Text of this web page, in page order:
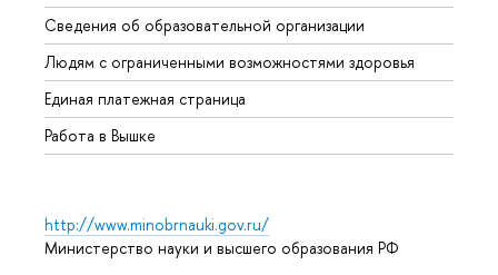
Сведения об образовательной организации
Людям с ограниченными возможностями здоровья
Единая платежная страница
Работа в Вышке
http://www.minobrnauki.gov.ru/
Министерство науки и высшего образования РФ